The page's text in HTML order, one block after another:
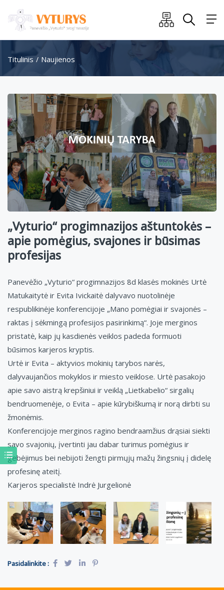
Titulinis Naujienos
„Vyturio“ progimnazijos aštuntokės –
apie pomėgius, svajones ir būsimas
profesijas
Panevėžio „Vyturio“ progimnazijos 8d klasės mokinės Urtė
Matukaitytė ir Evita Ivickaitė dalyvavo nuotolinėje
respublikinėje konferencijoje „Mano pomėgiai ir svajonės –
raktas į sėkmingą profesijos pasirinkimą“. Joje merginos
pristatė, kaip jų kasdienės veiklos padeda formuoti
būsimos karjeros kryptis.
Urtė ir Evita – aktyvios mokinių tarybos narės,
dalyvaujančios mokyklos ir miesto veiklose. Urtė pasakojo
apie savo aistrą krepšiniui ir veiklą „Lietkabelio“ sirgalių
bendruomenėje, o Evita – apie kūrybiškumą ir norą dirbti su
žmonėmis.
Konferencijoje merginos ragino bendraamžius drąsiai siekti
savo svajonių, įvertinti jau dabar turimus pomėgius ir
gebėjimus bei nebijoti žengti pirmųjų mažų žingsnių į didelę
profesinę ateitį.
Karjeros specialistė Indrė Jurgelionė
Pasidalinkite :